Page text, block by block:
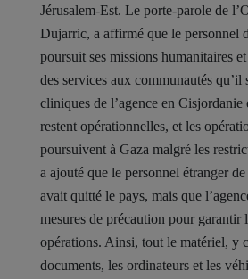
Jérusalem-Est. Le porte-parole de
Dujarric, a affirmé que le personnel
poursuit ses missions humanitaires
des services aux communautés qu’il
cliniques de l’agence en Cisjordanie
restent opérationnelles, et les
poursuivent à Gaza malgré les
a ajouté que le personnel étranger
avait quitté le pays, mais que
mesures de précaution pour garantir
opérations. Ainsi, tout le matériel, y
documents, les ordinateurs et les